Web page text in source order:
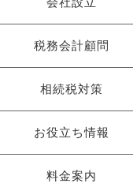
税務会計顧問
相続税対策
お役立ち情報
料金案内